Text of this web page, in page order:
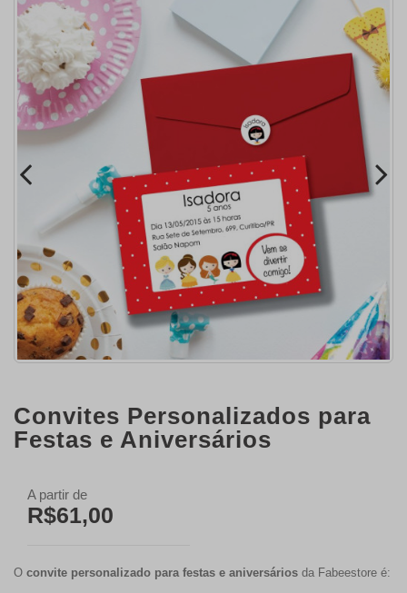
Convites Personalizados para
Festas e Aniversários
A partir de
R$61,00
O convite personalizado para festas e aniversários da Fabeestore é: